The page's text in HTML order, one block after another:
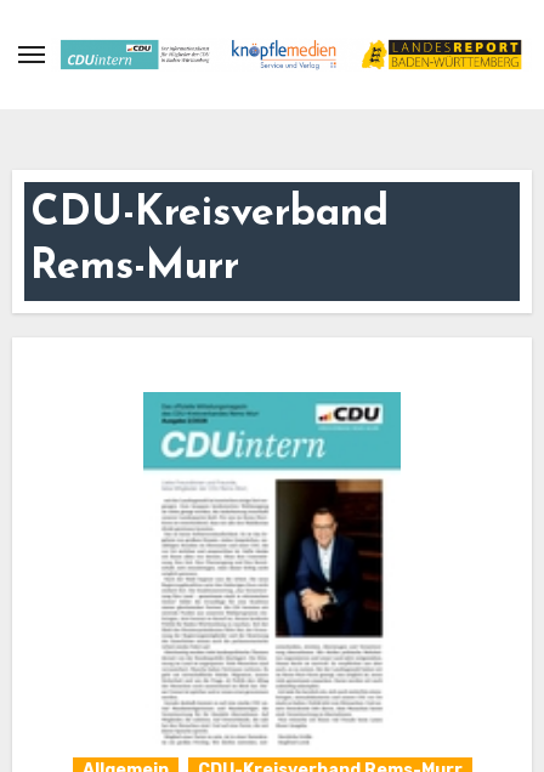
Inhalt
CDU-Kreisverband
Rems-Murr